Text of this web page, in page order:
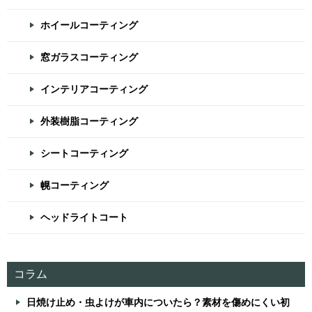
ホイールコーティング
窓ガラスコーティング
インテリアコーティング
外装樹脂コーティング
シートコーティング
幌コーティング
ヘッドライトコート
コラム
日焼け止め・虫よけが車内についたら？素材を傷めにくい初